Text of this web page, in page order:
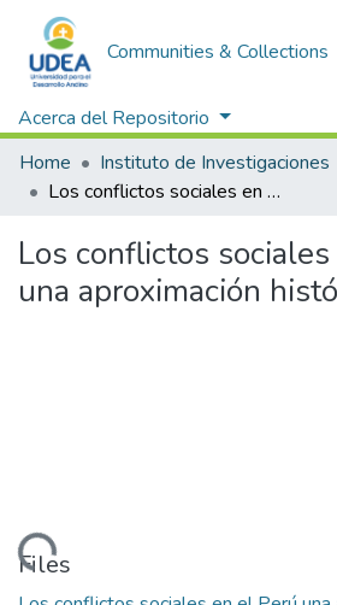
Communities & Collections
Acerca del Repositorio
Home
Instituto de Investigaciones
Los conflictos sociales en el Perú, una aproximación histórica
Los conflictos
una aproximación
Loading...
Files